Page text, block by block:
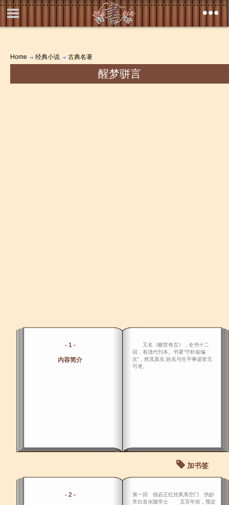
Home 经典小说 古典名著
醒梦骈言
- 1 -
内容简介
又名《醒世奇言》，全书十二
回，有清代刊本。书署“守朴翁编
次”，然其真实 姓名与生平事迹皆无
可考。
加书签
- 2 -
第一回 假必正红丝夙系空门 伪妙
常白首永随学士 五百年前，预定